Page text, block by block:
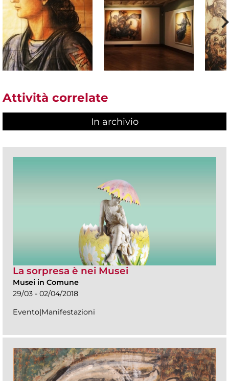
Attività correlate
In archivio
La sorpresa è nei Musei
Musei in Comune
29/03 - 02/04/2018
Evento|Manifestazioni